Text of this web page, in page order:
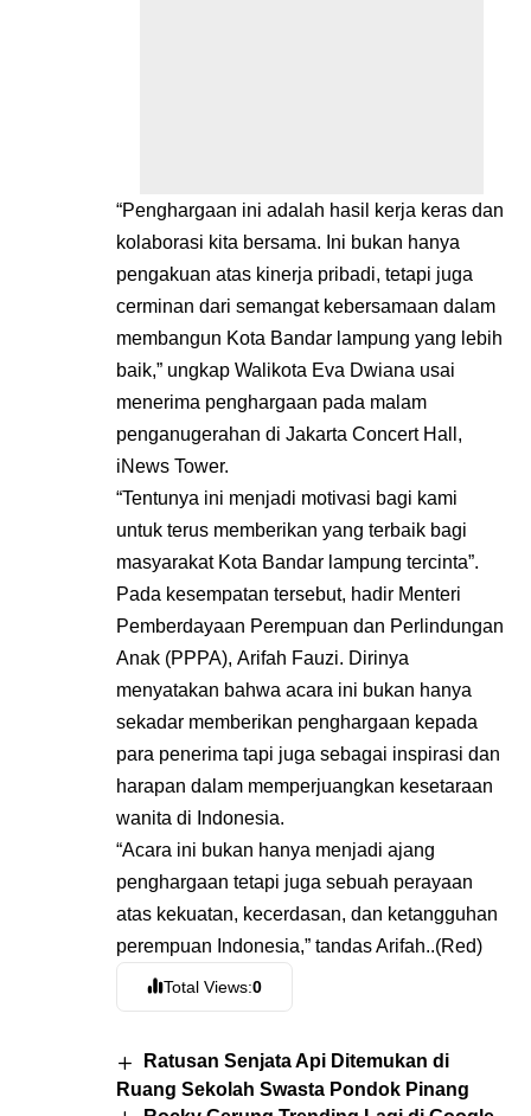
“Penghargaan ini adalah hasil kerja keras dan
kolaborasi kita bersama. Ini bukan hanya
pengakuan atas kinerja pribadi, tetapi juga
cerminan dari semangat kebersamaan dalam
membangun Kota Bandar lampung yang lebih
baik,” ungkap Walikota Eva Dwiana usai
menerima penghargaan pada malam
penganugerahan di Jakarta Concert Hall,
iNews Tower.
“Tentunya ini menjadi motivasi bagi kami
untuk terus memberikan yang terbaik bagi
masyarakat Kota Bandar lampung tercinta”.
Pada kesempatan tersebut, hadir Menteri
Pemberdayaan Perempuan dan Perlindungan
Anak (PPPA), Arifah Fauzi. Dirinya
menyatakan bahwa acara ini bukan hanya
sekadar memberikan penghargaan kepada
para penerima tapi juga sebagai inspirasi dan
harapan dalam memperjuangkan kesetaraan
wanita di Indonesia.
“Acara ini bukan hanya menjadi ajang
penghargaan tetapi juga sebuah perayaan
atas kekuatan, kecerdasan, dan ketangguhan
perempuan Indonesia,” tandas Arifah..(Red)
Total Views:0
Ratusan Senjata Api Ditemukan di
Ruang Sekolah Swasta Pondok Pinang